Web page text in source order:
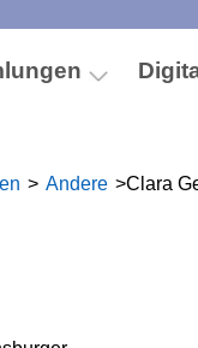
> Andere >Clara